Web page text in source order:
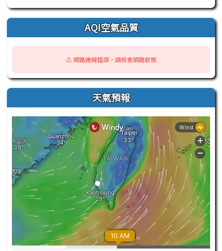
AQI空氣品質
⚠️ 網路連線錯誤，請檢查網路狀態
天氣預報